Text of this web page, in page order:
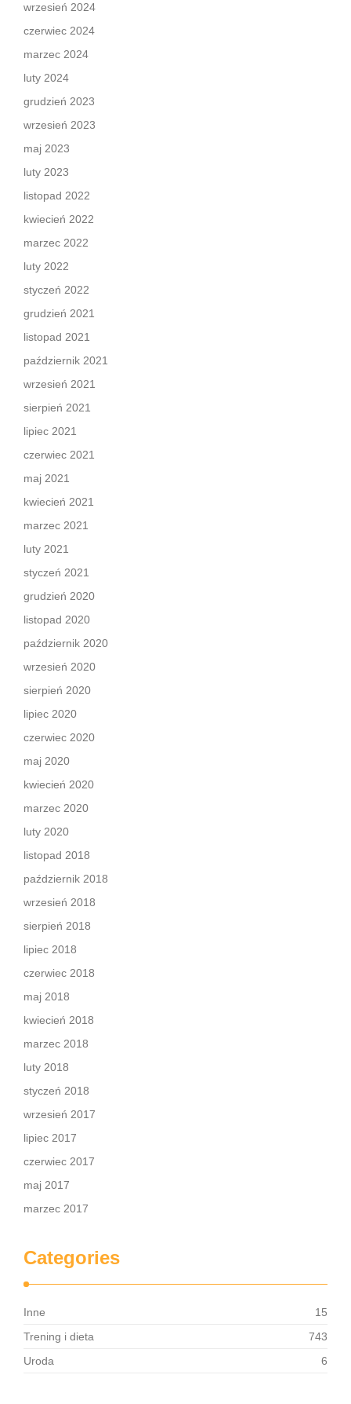
wrzesień 2024
czerwiec 2024
marzec 2024
luty 2024
grudzień 2023
wrzesień 2023
maj 2023
luty 2023
listopad 2022
kwiecień 2022
marzec 2022
luty 2022
styczeń 2022
grudzień 2021
listopad 2021
październik 2021
wrzesień 2021
sierpień 2021
lipiec 2021
czerwiec 2021
maj 2021
kwiecień 2021
marzec 2021
luty 2021
styczeń 2021
grudzień 2020
listopad 2020
październik 2020
wrzesień 2020
sierpień 2020
lipiec 2020
czerwiec 2020
maj 2020
kwiecień 2020
marzec 2020
luty 2020
listopad 2018
październik 2018
wrzesień 2018
sierpień 2018
lipiec 2018
czerwiec 2018
maj 2018
kwiecień 2018
marzec 2018
luty 2018
styczeń 2018
wrzesień 2017
lipiec 2017
czerwiec 2017
maj 2017
marzec 2017
Categories
Inne
15
Trening i dieta
743
Uroda
6